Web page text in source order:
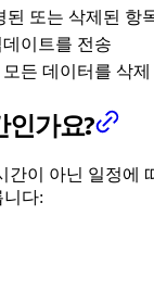
된 또는 삭제된 항
이트를 전송
든 데이터를 삭제
가요?
간이 아닌 일정에
다: